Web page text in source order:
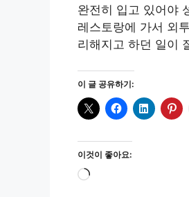
완전히 입고 있어야
레스토랑에 가서 외
리해지고 하던 일이
이 글 공유하기:
이것이 좋아요:
로